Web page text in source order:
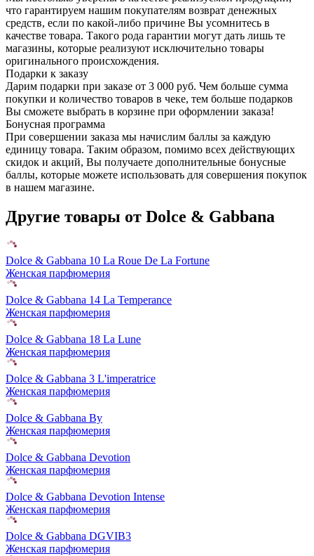
что гарантируем нашим покупателям возврат денежных
средств, если по какой-либо причине Вы усомнитесь в
качестве товара. Такого рода гарантии могут дать лишь те
магазины, которые реализуют исключительно товары
оригинального происхождения.
Подарки к заказу
Дарим подарки при заказе от 3 000 руб. Чем больше сумма
покупки и количество товаров в чеке, тем больше подарков
Вы сможете выбрать в корзине при оформлении заказа!
Бонусная программа
При совершении заказа мы начислим баллы за каждую
единицу товара. Таким образом, помимо всех действующих
скидок и акций, Вы получаете дополнительные бонусные
баллы, которые можете использовать для совершения покупок
в нашем магазине.
Другие товары от Dolce & Gabbana
Dolce & Gabbana 10 La Roue De La Fortune
Женская парфюмерия
Dolce & Gabbana 14 La Temperance
Женская парфюмерия
Dolce & Gabbana 18 La Lune
Женская парфюмерия
Dolce & Gabbana 3 L'imperatrice
Женская парфюмерия
Dolce & Gabbana By
Женская парфюмерия
Dolce & Gabbana Devotion
Женская парфюмерия
Dolce & Gabbana Devotion Intense
Женская парфюмерия
Dolce & Gabbana DGVIB3
Женская парфюмерия